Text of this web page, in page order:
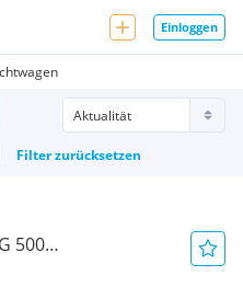
Einloggen
Filter zurücksetzen
500
KARDON*MEMORY*S...